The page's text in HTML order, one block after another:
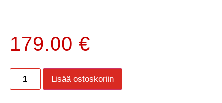
179.00 €
Lisää ostoskoriin